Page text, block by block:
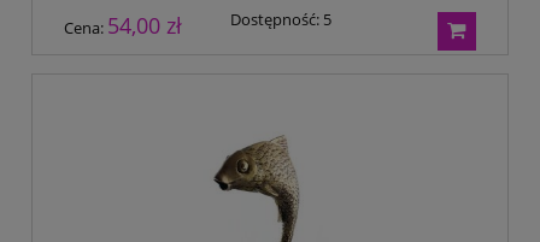
Cena: 54,00 zł Dostępność: 5